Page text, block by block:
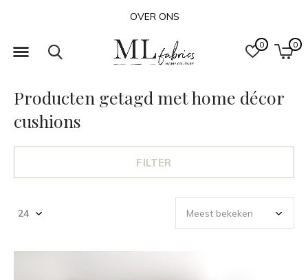
0 0
OVER ONS
Producten getagd met home décor
cushions
FILTER